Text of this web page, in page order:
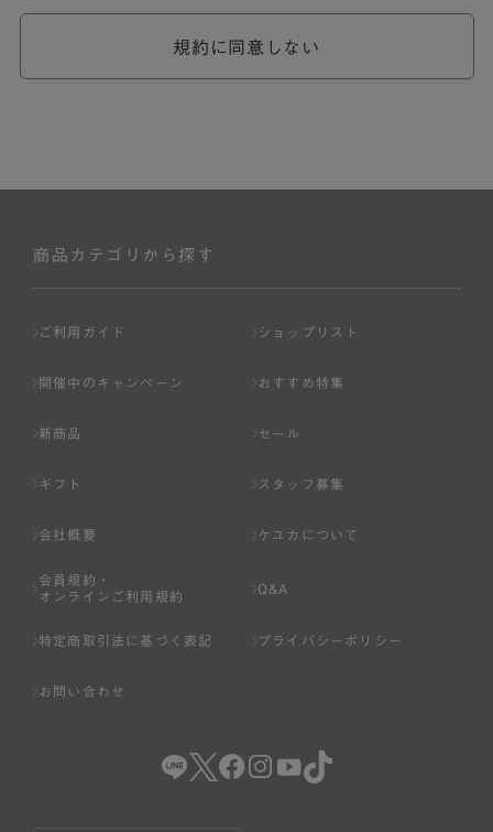
めが優先されるものとします。
ません。
ページへの入力、または弊社が別途指定する方法に従って
基づき判断した場合は、弊社は、その登録を取り消すこと
のいずれかの事由に該当する場合は、その登録を拒否し、
または事前に通知することなく一旦なされた登録を取り消
いる場合。
規約に同意しない
商品カテゴリから探す
ご利用ガイド ショップリスト
開催中のキャンペーン おすすめ特集
新商品 セール
ギフト スタッフ募集
会社概要 ケユカについて
会員規約・
オンラインご利用規約
Q&A
特定商取引法に基づく表記 プライバシーポリシー
お問い合わせ